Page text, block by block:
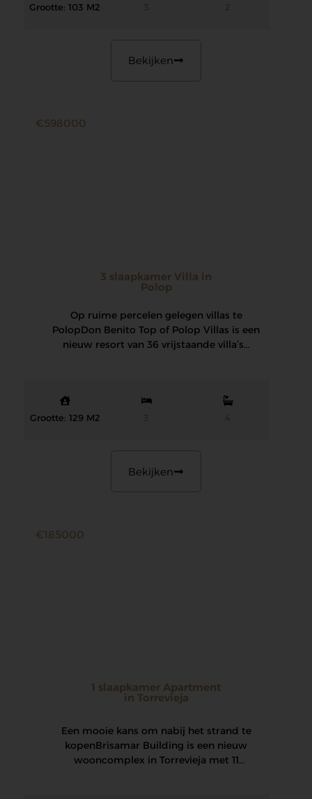
Grootte: 103 M2 3 2
Bekijken
€598000
3 slaapkamer Villa in
Polop
Op ruime percelen gelegen villas te
Polop Don Benito Top of Polop Villas is een
nieuw resort van 36 vrijstaande villa’s…
Grootte: 129 M2 3 4
Bekijken
€185000
1 slaapkamer Apartment
in Torrevieja
Een mooie kans om nabij het strand te
kopen Brisamar Building is een nieuw
wooncomplex in Torrevieja met 11